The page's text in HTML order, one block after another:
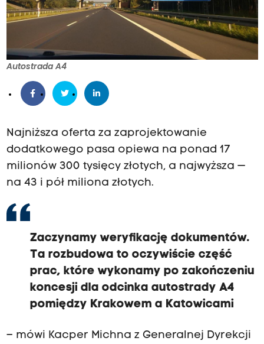
Autostrada A4
Najniższa oferta za zaprojektowanie
dodatkowego pasa opiewa na ponad 17
milionów 300 tysięcy złotych, a najwyższa —
na 43 i pół miliona złotych.
Zaczynamy weryfikację dokumentów.
Ta rozbudowa to oczywiście część
prac, które wykonamy po zakończeniu
koncesji dla odcinka autostrady A4
pomiędzy Krakowem a Katowicami
– mówi Kacper Michna z Generalnej Dyrekcji